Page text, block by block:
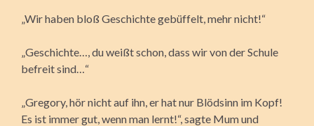
„Wir haben bloß Geschichte gebüffelt, mehr nicht!“
„Geschichte…, du weißt schon, dass wir von der Schule
befreit sind…“
„Gregory, hör nicht auf ihn, er hat nur Blödsinn im Kopf!
Es ist immer gut, wenn man lernt!“, sagte Mum und